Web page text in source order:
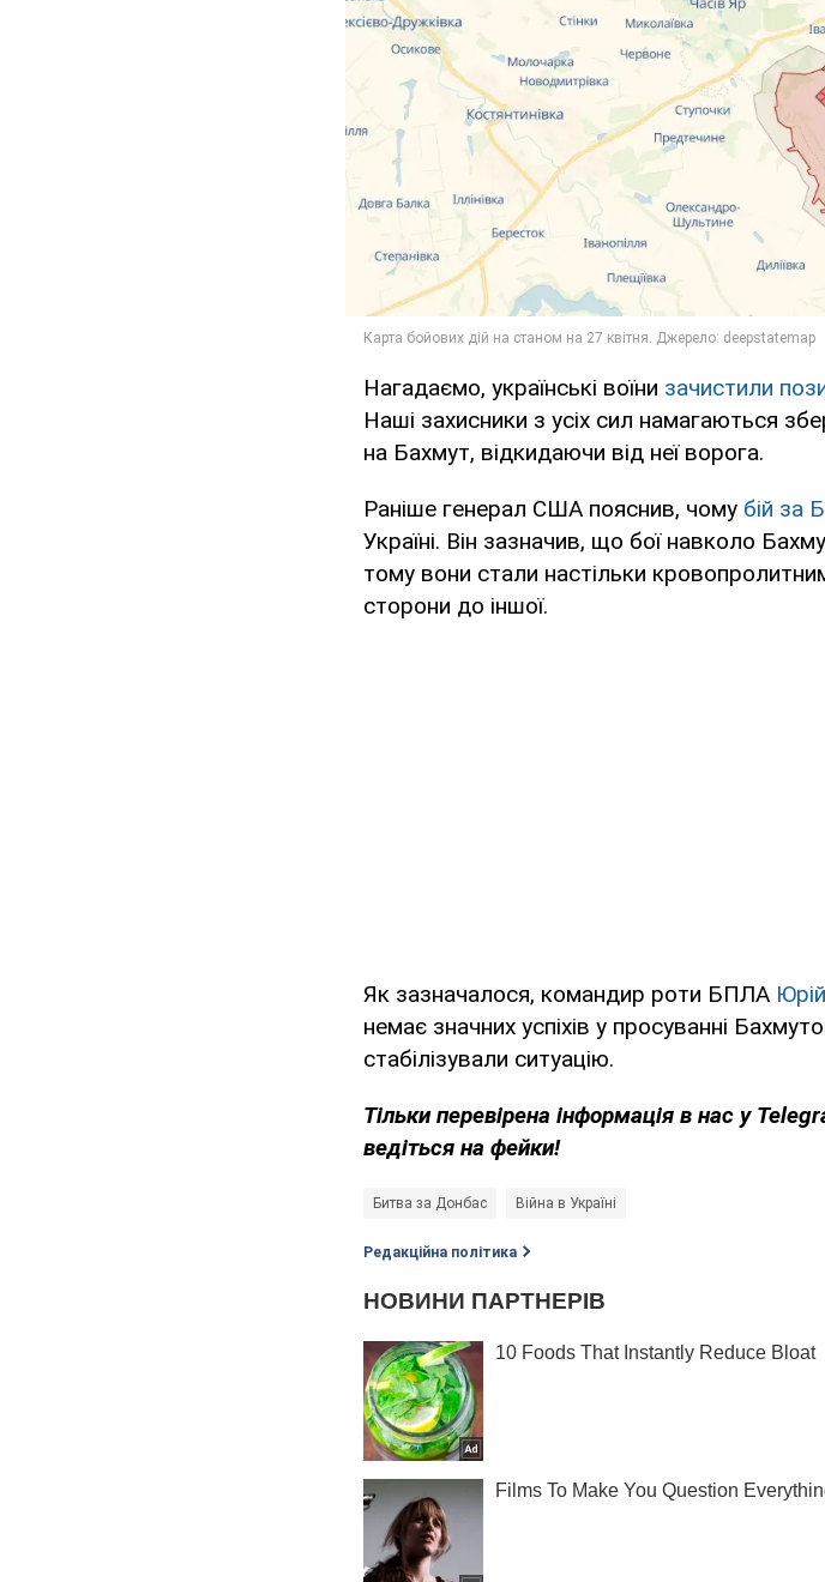
Нагадаємо, українські воїни зачистили
Наші захисники з усіх сил намагаються
на Бахмут, відкидаючи від неї ворога.
Раніше генерал США пояснив, чому бій за
Україні. Він зазначив, що бої навколо
тому вони стали настільки
сторони до іншої.
Як зазначалося, командир роти БПЛА
немає значних успіхів у просуванні
стабілізували ситуацію.
Тільки перевірена інформація в нас у
ведіться на фейки!
Битва за Донбас Війна в Україні
Редакційна політика